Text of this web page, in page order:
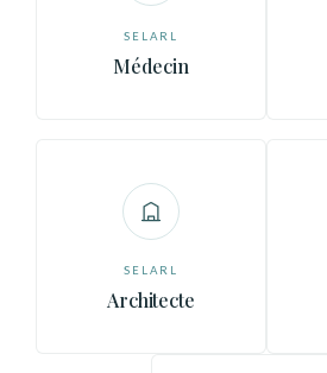
SELARL
Médecin
SELARL
Architecte